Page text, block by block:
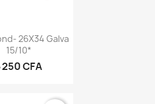
26X34 Galva
15/10*
250 CFA